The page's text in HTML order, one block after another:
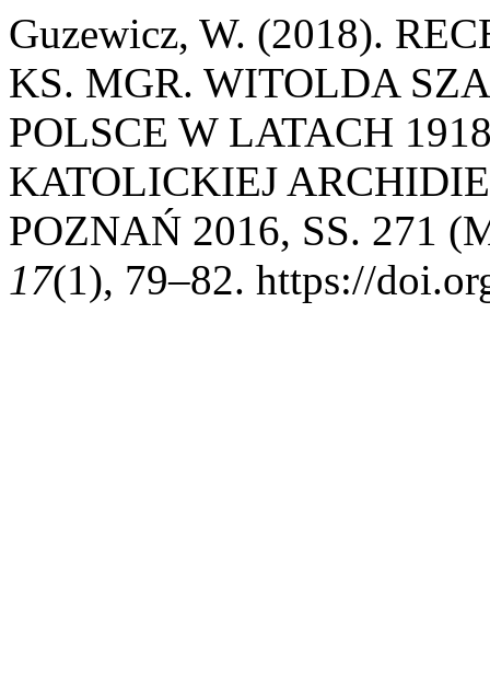
Guzewicz, W. (2018).
KS. MGR. WITOLDA
POLSCE W LATACH
KATOLICKIEJ
POZNAŃ 2016, SS. 271
17(1), 79–82. https://